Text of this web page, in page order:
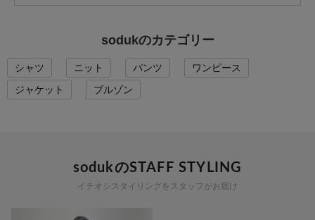
sodukのカテゴリー
シャツ ニット パンツ
ワンピース
ジャケット
ブルゾン
sodukのSTAFF STYLING
イチオシスタイリングをスタッフがお届け